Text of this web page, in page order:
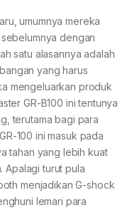
umumnya mereka
dengan
satu alasannya adalah
yang harus
mengeluarkan produk
GR-B100 ini tentunya
terutama bagi para
100 ini masuk pada
tahan yang lebih kuat
Apalagi turut pula
menjadikan G-shock
lemari para